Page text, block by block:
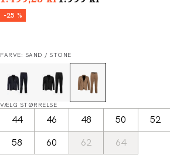
-25 %
FARVE: SAND / STONE
VÆLG STØRRELSE
44 46 48 50 52
58
60 62 64